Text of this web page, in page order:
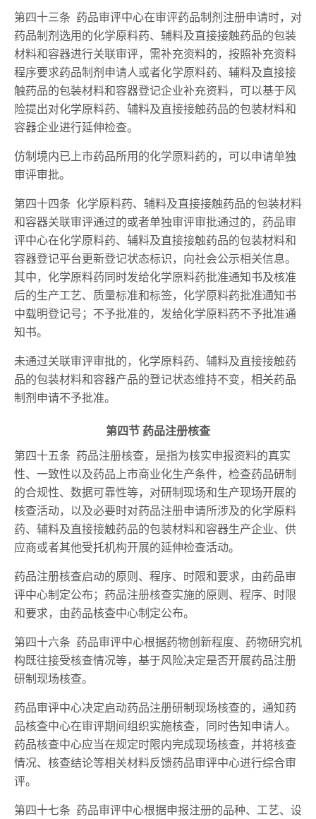
第四十三条 药品审评中心在审评药品制剂注册申请时，对
药品制剂选用的化学原料药、辅料及直接接触药品的包装
材料和容器进行关联审评，需补充资料的，按照补充资料
程序要求药品制剂申请人或者化学原料药、辅料及直接接
触药品的包装材料和容器登记企业补充资料，可以基于风
险提出对化学原料药、辅料及直接接触药品的包装材料和
容器企业进行延伸检查。
仿制境内已上市药品所用的化学原料药的，可以申请单独
审评审批。
第四十四条 化学原料药、辅料及直接接触药品的包装材料
和容器关联审评通过的或者单独审评审批通过的，药品审
评中心在化学原料药、辅料及直接接触药品的包装材料和
容器登记平台更新登记状态标识，向社会公示相关信息。
其中，化学原料药同时发给化学原料药批准通知书及核准
后的生产工艺、质量标准和标签，化学原料药批准通知书
中载明登记号；不予批准的，发给化学原料药不予批准通
知书。
未通过关联审评审批的，化学原料药、辅料及直接接触药
品的包装材料和容器产品的登记状态维持不变，相关药品
制剂申请不予批准。
第四节 药品注册核查
第四十五条 药品注册核查，是指为核实申报资料的真实
性、一致性以及药品上市商业化生产条件，检查药品研制
的合规性、数据可靠性等，对研制现场和生产现场开展的
核查活动，以及必要时对药品注册申请所涉及的化学原料
药、辅料及直接接触药品的包装材料和容器生产企业、供
应商或者其他受托机构开展的延伸检查活动。
药品注册核查启动的原则、程序、时限和要求，由药品审
评中心制定公布；药品注册核查实施的原则、程序、时限
和要求，由药品核查中心制定公布。
第四十六条 药品审评中心根据药物创新程度、药物研究机
构既往接受核查情况等，基于风险决定是否开展药品注册
研制现场核查。
药品审评中心决定启动药品注册研制现场核查的，通知药
品核查中心在审评期间组织实施核查，同时告知申请人。
药品核查中心应当在规定时限内完成现场核查，并将核查
情况、核查结论等相关材料反馈药品审评中心进行综合审
评。
第四十七条 药品审评中心根据申报注册的品种、工艺、设